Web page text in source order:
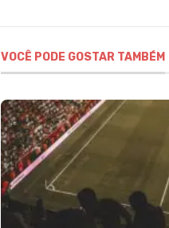
VOCÊ PODE GOSTAR TAMBÉM